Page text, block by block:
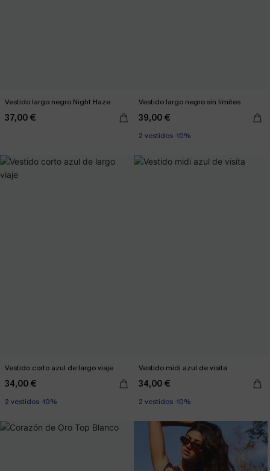
Vestido largo negro Night Haze
37,00 €
Vestido largo negro sin límites
39,00 €
2 vestidos -10%
Vestido corto azul de largo viaje
34,00 €
2 vestidos -10%
Vestido midi azul de visita
34,00 €
2 vestidos -10%